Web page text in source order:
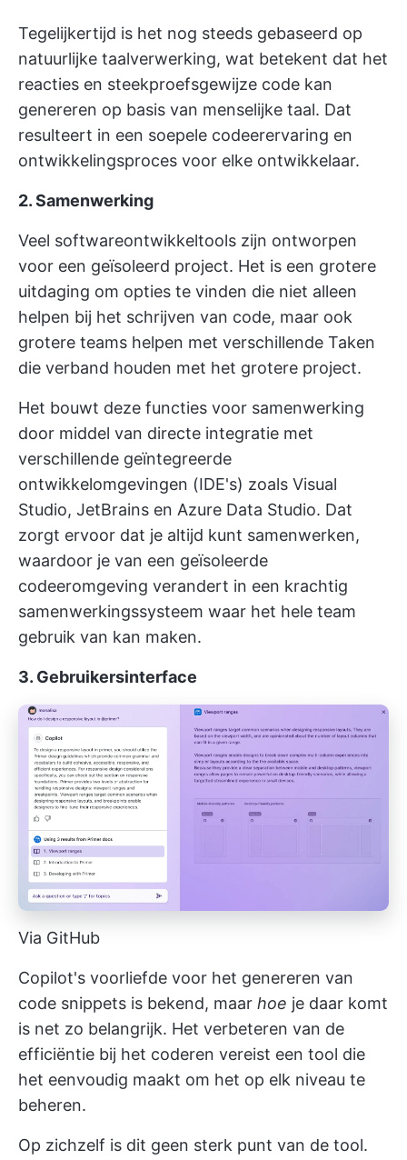
Tegelijkertijd is het nog steeds gebaseerd op
natuurlijke taalverwerking, wat betekent dat het
reacties en steekproefsgewijze code kan
genereren op basis van menselijke taal. Dat
resulteert in een soepele codeerervaring en
ontwikkelingsproces voor elke ontwikkelaar.
2. Samenwerking
Veel softwareontwikkeltools zijn ontworpen
voor een geïsoleerd project. Het is een grotere
uitdaging om opties te vinden die niet alleen
helpen bij het schrijven van code, maar ook
grotere teams helpen met verschillende Taken
die verband houden met het grotere project.
Het bouwt deze functies voor samenwerking
door middel van directe integratie met
verschillende geïntegreerde
ontwikkelomgevingen (IDE's) zoals Visual
Studio, JetBrains en Azure Data Studio. Dat
zorgt ervoor dat je altijd kunt samenwerken,
waardoor je van een geïsoleerde
codeeromgeving verandert in een krachtig
samenwerkingssysteem waar het hele team
gebruik van kan maken.
3. Gebruikersinterface
Via GitHub
Copilot's voorliefde voor het genereren van
code snippets is bekend, maar hoe je daar komt
is net zo belangrijk. Het verbeteren van de
efficiëntie bij het coderen vereist een tool die
het eenvoudig maakt om het op elk niveau te
beheren.
Op zichzelf is dit geen sterk punt van de tool.